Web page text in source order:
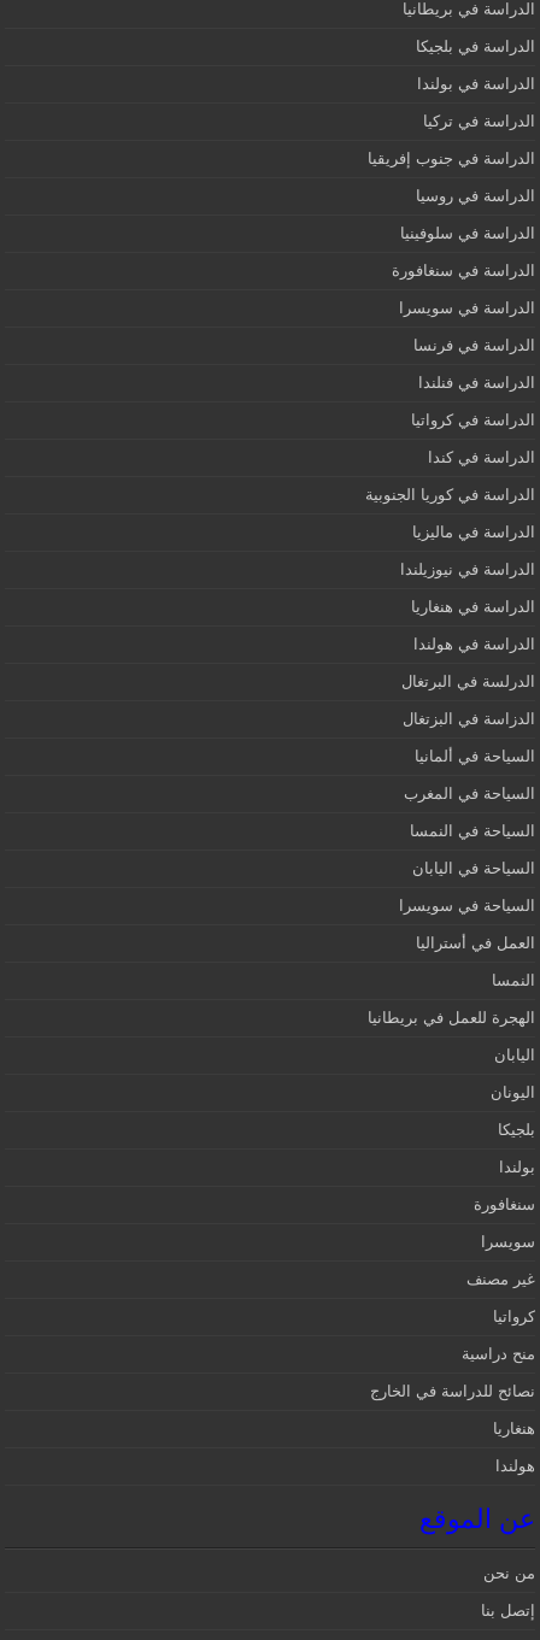
الدراسة في بريطانيا
الدراسة في بلجيكا
الدراسة في بولندا
الدراسة في تركيا
الدراسة في جنوب إفريقيا
الدراسة في روسيا
الدراسة في سلوفينيا
الدراسة في سنغافورة
الدراسة في سويسرا
الدراسة في فرنسا
الدراسة في فنلندا
الدراسة في كرواتيا
الدراسة في كندا
الدراسة في كوريا الجنوبية
الدراسة في ماليزيا
الدراسة في نيوزيلندا
الدراسة في هنغاريا
الدراسة في هولندا
الدرلسة في البرتغال
الدزاسة في البزتغال
السياحة في ألمانيا
السياحة في المغرب
السياحة في النمسا
السياحة في اليابان
السياحة في سويسرا
العمل في أستراليا
النمسا
الهجرة للعمل في بريطانيا
اليابان
اليونان
بلجيكا
بولندا
سنغافورة
سويسرا
غير مصنف
كرواتيا
منح دراسية
نصائح للدراسة في الخارج
هنغاريا
هولندا
عن الموقع
من نحن
إتصل بنا